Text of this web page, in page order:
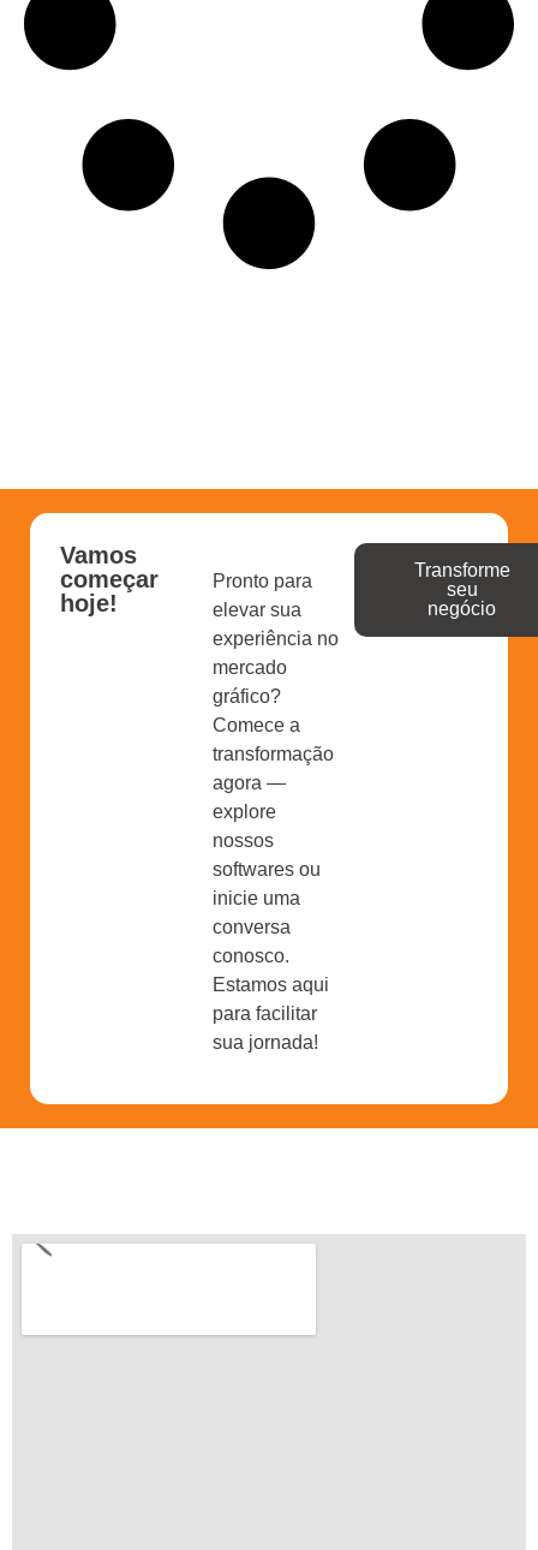
Vamos
começar
hoje!
Pronto para
elevar sua
experiência no
mercado
gráfico?
Comece a
transformação
agora —
explore
nossos
softwares ou
inicie uma
conversa
conosco.
Estamos aqui
para facilitar
sua jornada!
Transforme
seu
negócio